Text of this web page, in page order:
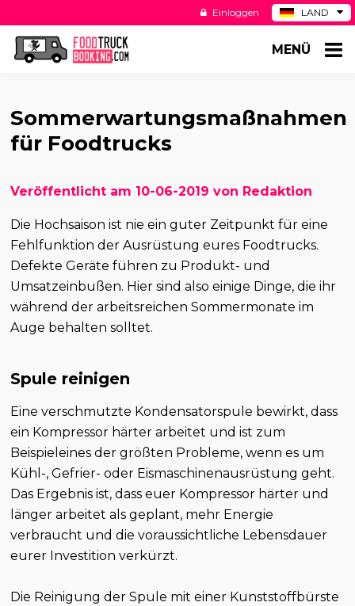
LAND
ES
Einloggen
MENÜ
Sommerwartungsmaßnahmen
für Foodtrucks
Veröffentlicht am 10-06-2019 von Redaktion
Die Hochsaison ist nie ein guter Zeitpunkt für eine
Fehlfunktion der Ausrüstung eures Foodtrucks.
Defekte Geräte führen zu Produkt- und
Umsatzeinbußen. Hier sind also einige Dinge, die ihr
während der arbeitsreichen Sommermonate im
Auge behalten solltet.
Spule reinigen
Eine verschmutzte Kondensatorspule bewirkt, dass
ein Kompressor härter arbeitet und ist zum
Beispieleines der größten Probleme, wenn es um
Kühl-, Gefrier- oder Eismaschinenausrüstung geht.
Das Ergebnis ist, dass euer Kompressor härter und
länger arbeitet als geplant, mehr Energie
verbraucht und die voraussichtliche Lebensdauer
eurer Investition verkürzt.
Die Reinigung der Spule mit einer Kunststoffbürste